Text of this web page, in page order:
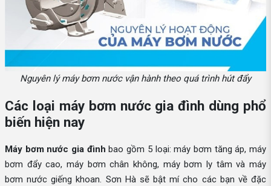
Nguyên lý máy bơm nước vận hành theo quá trình hút đẩy
Các loại máy bơm nước gia đình dùng phổ
biến hiện nay
Máy bơm nước gia đình bao gồm 5 loại: máy bơm tăng áp, máy
bơm đẩy cao, máy bơm chân không, máy bơm ly tâm và máy
bơm nước giếng khoan. Sơn Hà sẽ bật mí cho các bạn về đặc